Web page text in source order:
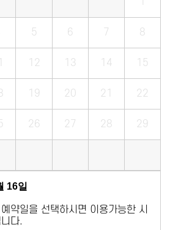
5 6 7 8
12 13 14 15
19 20 21 22
26 27 28 29
16일
약일을 선택하시면 이용가능한 시
다.